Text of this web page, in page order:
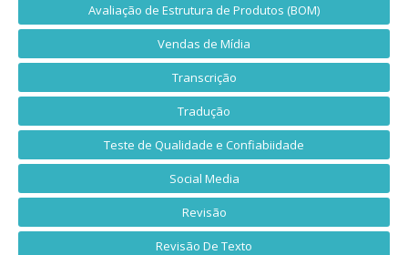
Avaliação de Estrutura de Produtos (BOM)
Vendas de Mídia
Transcrição
Tradução
Teste de Qualidade e Confiabiidade
Social Media
Revisão
Revisão De Texto